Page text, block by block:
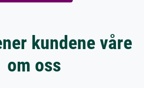
kundene våre
om oss